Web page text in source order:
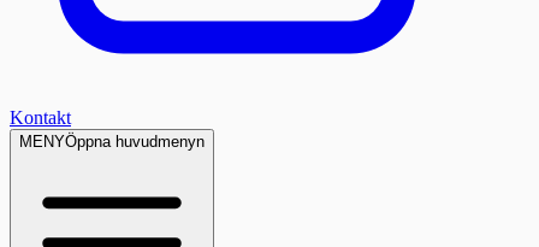
Kontakt
MENYÖppna huvudmenyn